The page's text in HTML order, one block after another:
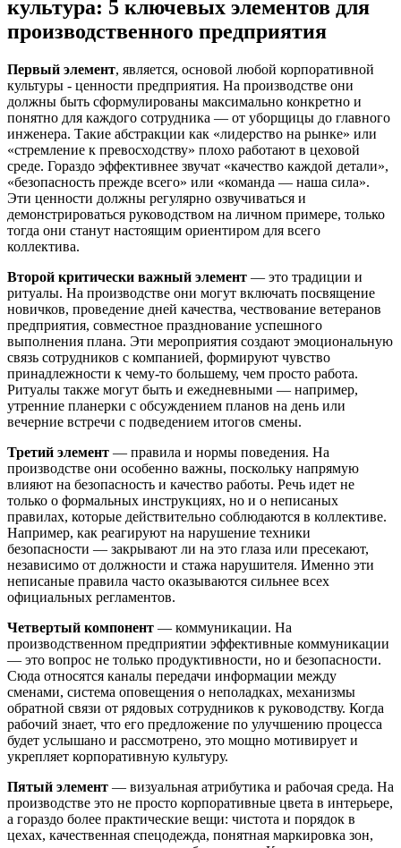
культура: 5 ключевых элементов для
производственного предприятия
Первый элемент, является, основой любой корпоративной
культуры - ценности предприятия. На производстве они
должны быть сформулированы максимально конкретно и
понятно для каждого сотрудника — от уборщицы до главного
инженера. Такие абстракции как «лидерство на рынке» или
«стремление к превосходству» плохо работают в цеховой
среде. Гораздо эффективнее звучат «качество каждой детали»,
«безопасность прежде всего» или «команда — наша сила».
Эти ценности должны регулярно озвучиваться и
демонстрироваться руководством на личном примере, только
тогда они станут настоящим ориентиром для всего
коллектива.
Второй критически важный элемент — это традиции и
ритуалы. На производстве они могут включать посвящение
новичков, проведение дней качества, чествование ветеранов
предприятия, совместное празднование успешного
выполнения плана. Эти мероприятия создают эмоциональную
связь сотрудников с компанией, формируют чувство
принадлежности к чему-то большему, чем просто работа.
Ритуалы также могут быть и ежедневными — например,
утренние планерки с обсуждением планов на день или
вечерние встречи с подведением итогов смены.
Третий элемент — правила и нормы поведения. На
производстве они особенно важны, поскольку напрямую
влияют на безопасность и качество работы. Речь идет не
только о формальных инструкциях, но и о неписаных
правилах, которые действительно соблюдаются в коллективе.
Например, как реагируют на нарушение техники
безопасности — закрывают ли на это глаза или пресекают,
независимо от должности и стажа нарушителя. Именно эти
неписаные правила часто оказываются сильнее всех
официальных регламентов.
Четвертый компонент — коммуникации. На
производственном предприятии эффективные коммуникации
— это вопрос не только продуктивности, но и безопасности.
Сюда относятся каналы передачи информации между
сменами, система оповещения о неполадках, механизмы
обратной связи от рядовых сотрудников к руководству. Когда
рабочий знает, что его предложение по улучшению процесса
будет услышано и рассмотрено, это мощно мотивирует и
укрепляет корпоративную культуру.
Пятый элемент — визуальная атрибутика и рабочая среда. На
производстве это не просто корпоративные цвета в интерьере,
а гораздо более практические вещи: чистота и порядок в
цехах, качественная спецодежда, понятная маркировка зон,